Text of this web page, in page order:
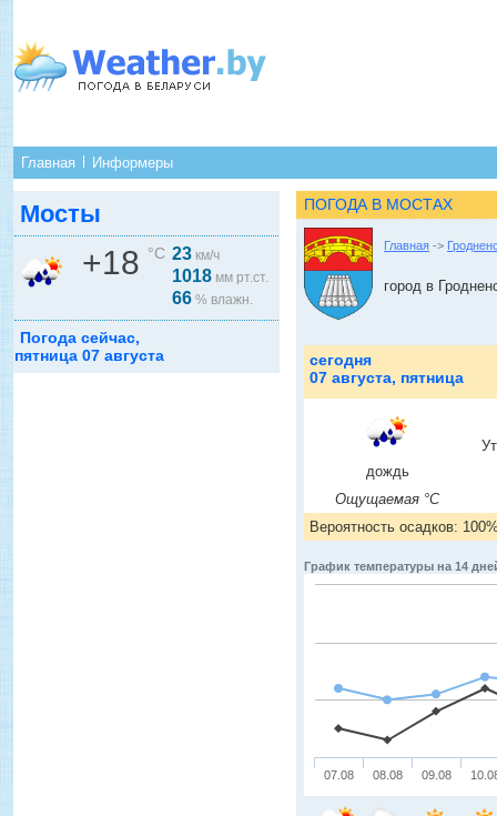
Главная Информеры
Мосты
+18 °C 23 км/ч
1018 мм рт.ст.
66 % влажн.
Погода сейчас,
пятница 07 августа
ПОГОДА В МОСТАХ
Главная ->
город в
сегодня
07 августа, пятница
дождь
Ощущаемая °C
Вероятность осадков:
График температуры на 14
07.08 08.08 09.08